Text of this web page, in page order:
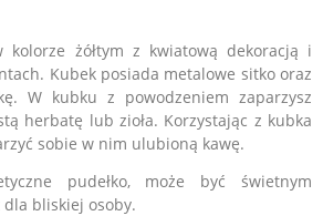
kolorze żółtym z kwiatową dekoracją i
Kubek posiada metalowe sitko oraz
W kubku z powodzeniem zaparzysz
herbatę lub zioła. Korzystając z kubka
sobie w nim ulubioną kawę.
pudełko, może być świetnym
dla bliskiej osoby.